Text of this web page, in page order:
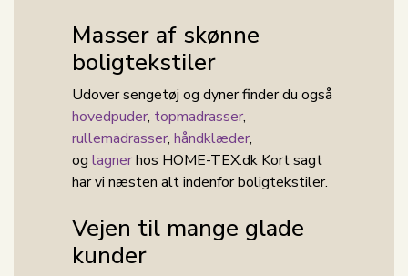
Masser af skønne
boligtekstiler
Udover sengetøj og dyner finder du også
hovedpuder, topmadrasser,
rullemadrasser, håndklæder,
og lagnerhos HOME-TEX.dk Kort sagt
har vi næsten alt indenfor boligtekstiler.
Vejen til mange glade
kunder